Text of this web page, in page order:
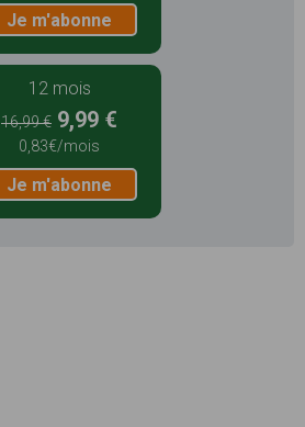
Je m'abonne
12 mois
16,99 € 9,99 €
0,83€/mois
Je m'abonne